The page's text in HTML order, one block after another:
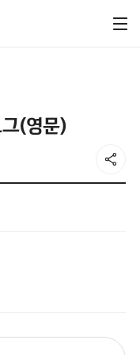
(영문)